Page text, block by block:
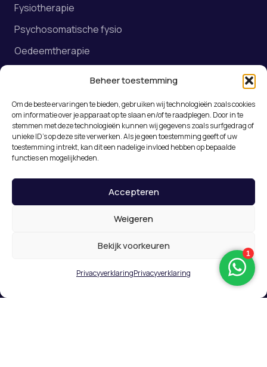
Beheer toestemming
Om de beste ervaringen te bieden, gebruiken wij technologieën zoals cookies
om informatie over je apparaat op te slaan en/of te raadplegen. Door in te
stemmen met deze technologieën kunnen wij gegevens zoals surfgedrag of
unieke ID's op deze site verwerken. Als je geen toestemming geeft of uw
toestemming intrekt, kan dit een nadelige invloed hebben op bepaalde
functies en mogelijkheden.
Accepteren
Weigeren
Bekijk voorkeuren
PrivacyverklaringPrivacyverklaring
Fysiotherapie
Psychosomatische fysio
Oedeemtherapie
Meest gekozen
Fysiotherapie
Online afspraak maken
Algemene voorwaarden